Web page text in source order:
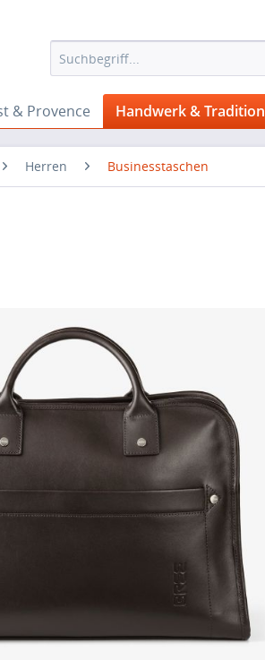
& Provence Handwerk & Tradition
Herren Businesstaschen